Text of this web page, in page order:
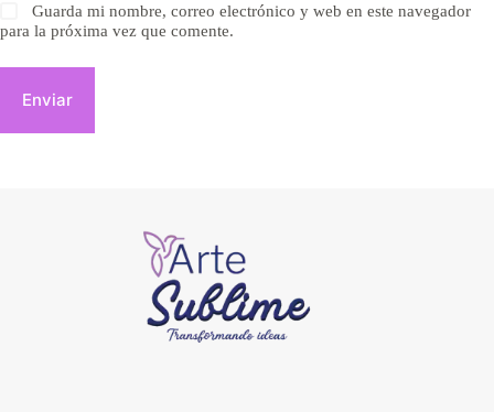
Guarda mi nombre, correo electrónico y web en este navegador
para la próxima vez que comente.
Enviar